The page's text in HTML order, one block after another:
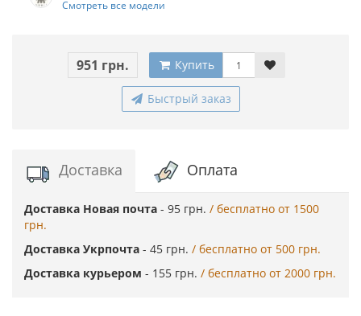
Смотреть все модели
951 грн. Купить
Быстрый заказ
Доставка Оплата
Доставка Новая почта - 95 грн. / бесплатно от 1500
грн.
Доставка Укрпочта - 45 грн. / бесплатно от 500 грн.
Доставка курьером - 155 грн. / бесплатно от 2000 грн.